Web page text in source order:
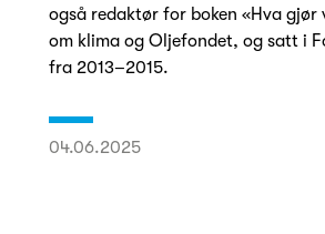
også redaktør for boken «Hva gjør
om klima og Oljefondet, og satt i
fra 2013–2015.
04.06.2025